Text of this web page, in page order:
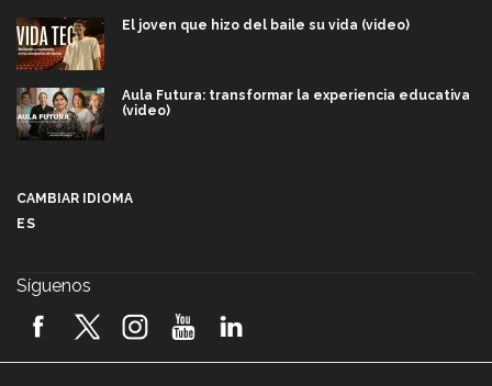
El joven que hizo del baile su vida (video)
Aula Futura: transformar la experiencia educativa
(video)
2026! (video)
CAMBIAR IDIOMA
ES
Síguenos